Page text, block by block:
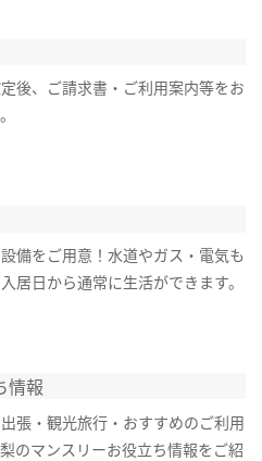
後、ご請求書・ご利用案内等をお
備をご用意！水道やガス・電気も
居日から通常に生活ができます。
情報
張・観光旅行・おすすめのご利用
のマンスリーお役立ち情報をご紹